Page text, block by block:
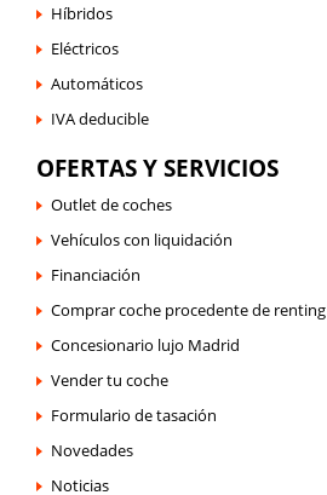
Híbridos
Eléctricos
Automáticos
IVA deducible
OFERTAS Y SERVICIOS
Outlet de coches
Vehículos con liquidación
Financiación
Comprar coche procedente de renting
Concesionario lujo Madrid
Vender tu coche
Formulario de tasación
Novedades
Noticias